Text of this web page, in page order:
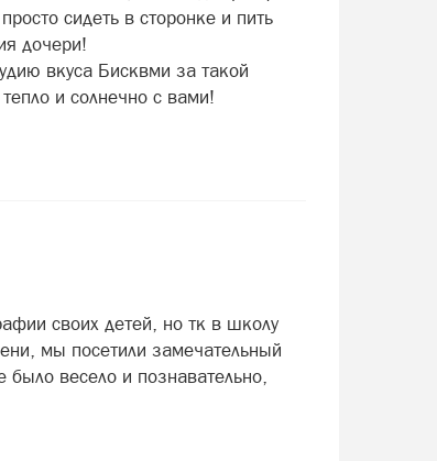
сидеть в сторонке и пить
дочери!
вкуса Бисквми за такой
и солнечно с вами!
своих детей, но тк в школу
мы посетили замечательный
весело и познавательно,